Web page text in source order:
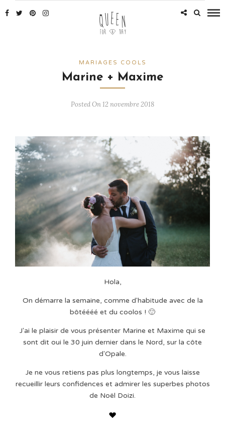
MARIAGES COOLS
Marine + Maxime
Posted On 12 novembre 2018
Hola,
On démarre la semaine, comme d'habitude avec de la
bôtéééé et du coolos ! 🙂
J'ai le plaisir de vous présenter Marine et Maxime qui se
sont dit oui le 30 juin dernier dans le Nord, sur la côte
d'Opale.
Je ne vous retiens pas plus longtemps, je vous laisse
recueillir leurs confidences et admirer les superbes photos
de Noël Doizi.